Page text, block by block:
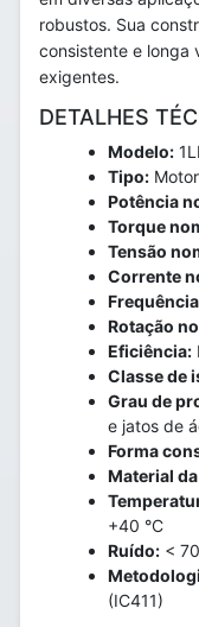
robustos. Sua
consistente e longa
exigentes.
DETALHES
Modelo:
Tipo:
Potência
Torque
Tensão
Corrente
Rotação
Eficiência:
Classe de
Grau de
e jatos de
Forma
Material
+40 °C
Ruído: <
(IC411)